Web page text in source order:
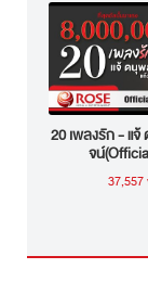
20 เพลงรัก - แ
จน์
37,557